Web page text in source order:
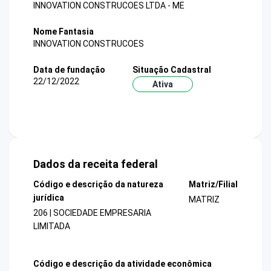
INNOVATION CONSTRUCOES LTDA - ME
Nome Fantasia
INNOVATION CONSTRUCOES
Data de fundação
22/12/2022
Situação Cadastral
Ativa
Dados da receita federal
Código e descrição da natureza
jurídica
206 | SOCIEDADE EMPRESARIA
LIMITADA
Matriz/Filial
MATRIZ
Código e descrição da atividade econômica